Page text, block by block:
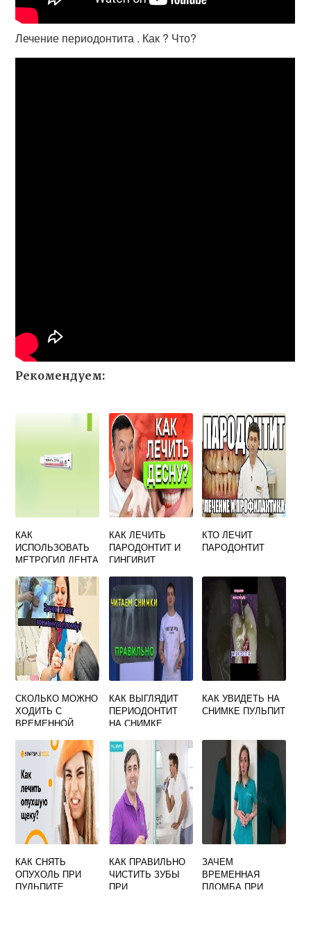
Лечение периодонтита . Как ? Что?
Рекомендуем:
КАК
ИСПОЛЬЗОВАТЬ
МЕТРОГИЛ ДЕНТА
ВОСПАЛЕНИИ
ДЕСЕН
КАК ЛЕЧИТЬ
ПАРОДОНТИТ И
ГИНГИВИТ
КТО ЛЕЧИТ
ПАРОДОНТИТ
СКОЛЬКО МОЖНО
ХОДИТЬ С
ВРЕМЕННОЙ
ПУЛЬПИТЕ
КАК ВЫГЛЯДИТ
ПЕРИОДОНТИТ
НА СНИМКЕ
КАК УВИДЕТЬ НА
СНИМКЕ ПУЛЬПИТ
КАК СНЯТЬ
ОПУХОЛЬ ПРИ
ПУЛЬПИТЕ
КАК ПРАВИЛЬНО
ЧИСТИТЬ ЗУБЫ
ПРИ
ЗАЧЕМ
ВРЕМЕННАЯ
ПЛОМБА ПРИ